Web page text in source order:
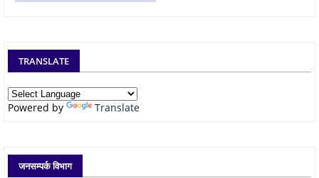
TRANSLATE
Powered by Translate
जनसम्पर्क विभाग